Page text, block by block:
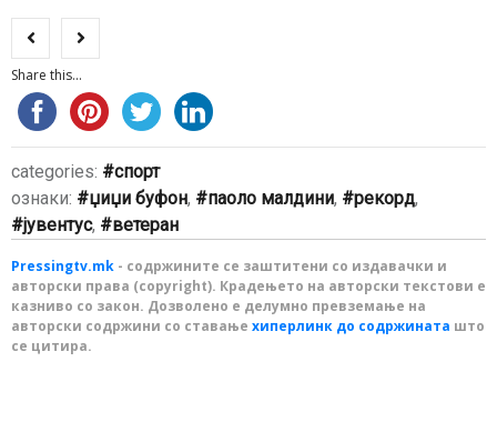
Share this...
categories:
спорт
ознаки:
џиџи буфон, паоло малдини, рекорд,
јувентус, ветеран
Pressingtv.mk - содржините се заштитени со издавачки и
авторски права (copyright). Крадењето на авторски текстови е
казниво со закон. Дозволено е делумно превземање на
авторски содржини со ставање хиперлинк до содржината што
се цитира.